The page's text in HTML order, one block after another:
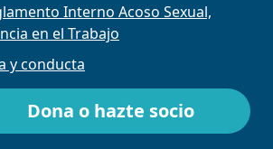
Dona o hazte socio
Interno Acoso Sexual,
en el Trabajo
y conducta